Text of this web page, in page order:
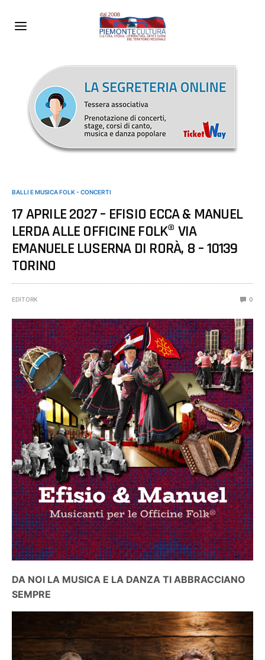
BALLI E MUSICA FOLK - CONCERTI
17 APRILE 2027 – EFISIO ECCA & MANUEL
LERDA ALLE OFFICINE FOLK® VIA
EMANUELE LUSERNA DI RORÀ, 8 – 10139
TORINO
EDITORK 0
DA NOI LA MUSICA E LA DANZA TI ABBRACCIANO
SEMPRE